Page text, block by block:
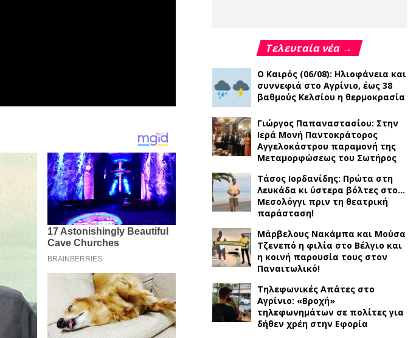
Τελευταία νέα →
Ο Καιρός (06/08): Ηλιοφάνεια και
συννεφιά στο Αγρίνιο, έως 38
βαθμούς Κελσίου η θερμοκρασία
Γιώργος Παπαναστασίου: Στην
Ιερά Μονή Παντοκράτορος
Αγγελοκάστρου παραμονή της
Μεταμορφώσεως του Σωτήρος
Τάσος Ιορδανίδης: Πρώτα στη
Λευκάδα κι ύστερα βόλτες στο…
Μεσολόγγι πριν τη θεατρική
παράσταση!
Μάρβελους Νακάμπα και Μούσα
Τζενεπό η φιλία στο Βέλγιο και
η κοινή παρουσία τους στον
Παναιτωλικό!
Τηλεφωνικές Απάτες στο
Αγρίνιο: «Βροχή»
τηλεφωνημάτων σε πολίτες για
δήθεν χρέη στην Εφορία